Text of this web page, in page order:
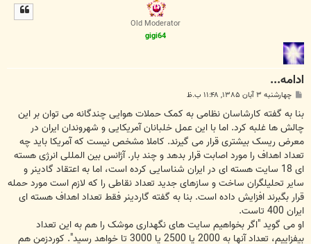
Old Moderator
gigi64
ادامه...
پ
ت
چهارشنبه ۳ آبان ۱۳۸۵, ۱۱:۴۸ ب.ظ
بنا به گفته کارشاسان نظامی به کمک حملات هوایی چندگانه می توان بر این
چالش ها غلبه کرد. اما با این عمل خلبانان آمریکایی و شهروندان ایران در
معرض ریسک بیشتری قرار می گیرند. کاملا مشخص نیست که آمریکا باید چه
تعداد اهداف را مورد اصابت قرار بدهد و چند بار. آژانس بین المللی انرژی هسته
ای 18 سایت هسته ای در ایران شناسایی کرده است، اما به اعتقاد گادینر و
سایر تحلیلگران ساخت و سازهای جدید تعداد نقاطی را که لازم است مورد حمله
قرار بگبرند افزایش داده است. بنا به گفته گاردینر فقط تعداد اهداف هسته ای
ایران 400 تاست.
او می گوید "اگر بخواهیم سایت های نگهداری موشک را هم به این تعداد
بیفزاییم، تعداد آنها به 2000 یا 2500 یا 3000 تا خواهد رسید". کوردزمن هم